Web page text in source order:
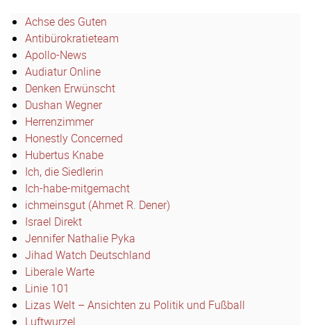
Achse des Guten
Antibürokratieteam
Apollo-News
Audiatur Online
Denken Erwünscht
Dushan Wegner
Herrenzimmer
Honestly Concerned
Hubertus Knabe
Ich, die Siedlerin
Ich-habe-mitgemacht
ichmeinsgut (Ahmet R. Dener)
Israel Direkt
Jennifer Nathalie Pyka
Jihad Watch Deutschland
Liberale Warte
Linie 101
Lizas Welt – Ansichten zu Politik und Fußball
Luftwurzel